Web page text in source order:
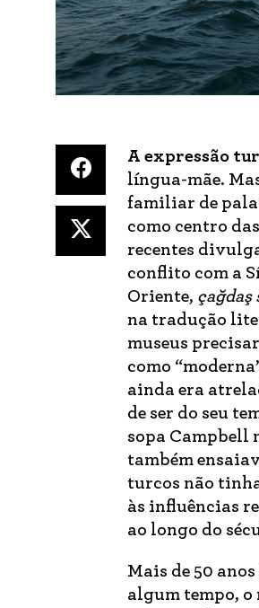
A expressão
língua-mãe.
familiar de
como centro
recentes
conflito com a
Oriente, çağdaş
na tradução
museus
como
ainda era
de ser do seu
sopa Campbell
também
turcos não
às influências
ao longo do
Mais de 50
algum tempo, o